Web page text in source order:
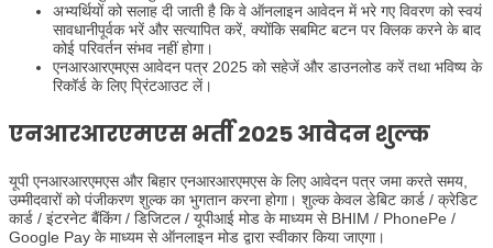
अभ्यर्थियों को सलाह दी जाती है कि वे ऑनलाइन आवेदन में भरे गए विवरण को स्वयं
सावधानीपूर्वक भरें और सत्यापित करें, क्योंकि सबमिट बटन पर क्लिक करने के बाद
कोई परिवर्तन संभव नहीं होगा।
एनआरआरएमएस आवेदन पत्र 2025 को सहेजें और डाउनलोड करें तथा भविष्य के
रिकॉर्ड के लिए प्रिंटआउट लें।
एनआरआरएमएस भर्ती 2025 आवेदन शुल्क
यूपी एनआरआरएमएस और बिहार एनआरआरएमएस के लिए आवेदन पत्र जमा करते समय,
उम्मीदवारों को पंजीकरण शुल्क का भुगतान करना होगा। शुल्क केवल डेबिट कार्ड / क्रेडिट
कार्ड / इंटरनेट बैंकिंग / डिजिटल / यूपीआई मोड के माध्यम से BHIM / PhonePe /
Google Pay के माध्यम से ऑनलाइन मोड द्वारा स्वीकार किया जाएगा।